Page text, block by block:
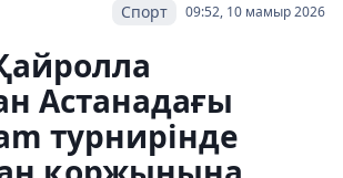
09:52, 10 мамыр 2026
Спорт
Астанадағы
турнирінде